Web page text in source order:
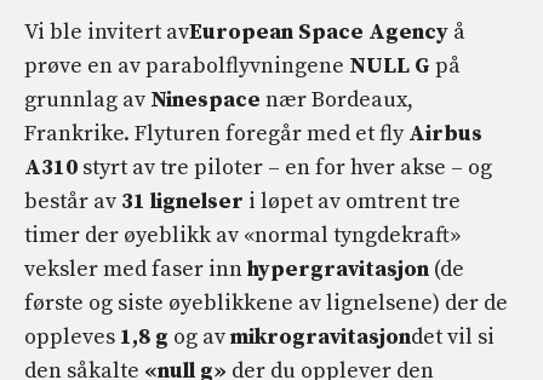
Vi ble invitert avEuropean Space Agency å
prøve en av parabolflyvningene NULL G på
grunnlag av Ninespace nær Bordeaux,
Frankrike. Flyturen foregår med et flyAirbus
A310 styrt av tre piloter – en for hver akse – og
består av 31 lignelser i løpet av omtrent tre
timer der øyeblikk av «normal tyngdekraft»
veksler med faser innhypergravitasjon (de
første og siste øyeblikkene av lignelsene) der de
oppleves 1,8 g og avmikrogravitasjondet vil si
den såkalte «null g» der du opplever den